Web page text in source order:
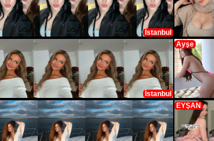
İstanbul
İstanbul
Ayşe
EYŞAN